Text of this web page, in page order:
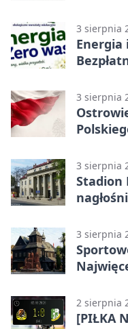
3 sierpnia
Energia
3 sierpnia
3 sierpnia
Stadion
3 sierpnia
2 sierpnia
[PIŁKA